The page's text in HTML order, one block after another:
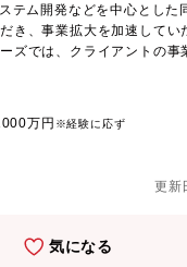
テム開発などを中心とした
き、事業拡大を加速してい
ズでは、クライアントの事
営業チームの中心メンバー
ビジネスの創出をしていた
ポイント獲得・クライアン
アント課題に対するソリュ
・営業戦略の策定（現状の
ズを探り、・企画提案から
。営業スタイルは新規開拓
万円 ※経験に応ず
更新
気になる